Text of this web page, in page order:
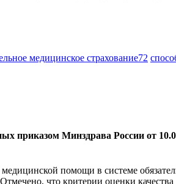
медицинское страхование72
приказом Минздрава России от
помощи в системе
что критерии оценки